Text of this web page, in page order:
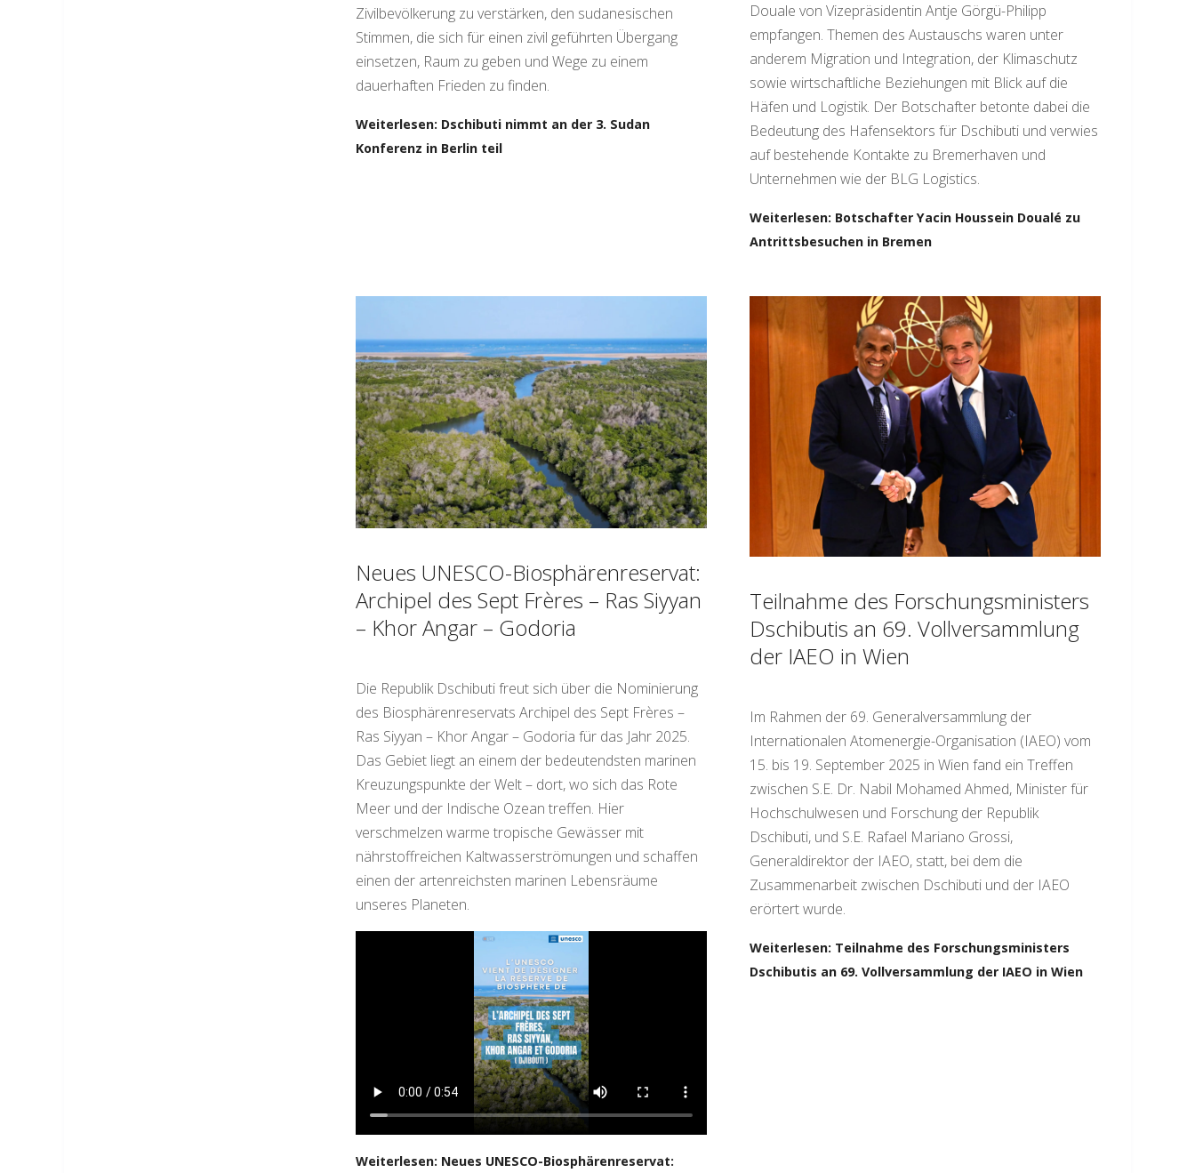
Zivilbevölkerung zu verstärken, den sudanesischen
Stimmen, die sich für einen zivil geführten Übergang
einsetzen, Raum zu geben und Wege zu einem
dauerhaften Frieden zu finden.
Weiterlesen: Dschibuti nimmt an der 3. Sudan
Konferenz in Berlin teil
Douale von Vizepräsidentin Antje Görgü-Philipp
empfangen. Themen des Austauschs waren unter
anderem Migration und Integration, der Klimaschutz
sowie wirtschaftliche Beziehungen mit Blick auf die
Häfen und Logistik. Der Botschafter betonte dabei die
Bedeutung des Hafensektors für Dschibuti und verwies
auf bestehende Kontakte zu Bremerhaven und
Unternehmen wie der BLG Logistics.
Weiterlesen: Botschafter Yacin Houssein Doualé zu
Antrittsbesuchen in Bremen
Neues UNESCO-Biosphärenreservat:
Archipel des Sept Frères – Ras Siyyan
– Khor Angar – Godoria
Die Republik Dschibuti freut sich über die Nominierung
des Biosphärenreservats Archipel des Sept Frères –
Ras Siyyan – Khor Angar – Godoria für das Jahr 2025.
Das Gebiet liegt an einem der bedeutendsten marinen
Kreuzungspunkte der Welt – dort, wo sich das Rote
Meer und der Indische Ozean treffen. Hier
verschmelzen warme tropische Gewässer mit
nährstoffreichen Kaltwasserströmungen und schaffen
einen der artenreichsten marinen Lebensräume
unseres Planeten.
Weiterlesen: Neues UNESCO-Biosphärenreservat:
Teilnahme des Forschungsministers
Dschibutis an 69. Vollversammlung
der IAEO in Wien
Im Rahmen der 69. Generalversammlung der
Internationalen Atomenergie-Organisation (IAEO) vom
15. bis 19. September 2025 in Wien fand ein Treffen
zwischen S.E. Dr. Nabil Mohamed Ahmed, Minister für
Hochschulwesen und Forschung der Republik
Dschibuti, und S.E. Rafael Mariano Grossi,
Generaldirektor der IAEO, statt, bei dem die
Zusammenarbeit zwischen Dschibuti und der IAEO
erörtert wurde.
Weiterlesen: Teilnahme des Forschungsministers
Dschibutis an 69. Vollversammlung der IAEO in Wien